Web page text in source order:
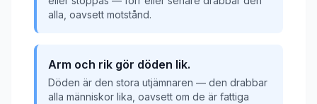
alla, oavsett motstånd.
Arm och rik gör döden lik.
Döden är den stora utjämnaren — den drabbar
alla människor lika, oavsett om de är fattiga